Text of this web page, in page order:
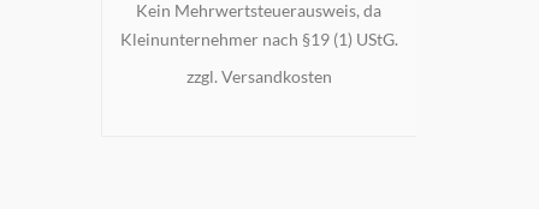
Kein Mehrwertsteuerausweis, da
Kleinunternehmer nach §19 (1) UStG.
zzgl. Versandkosten